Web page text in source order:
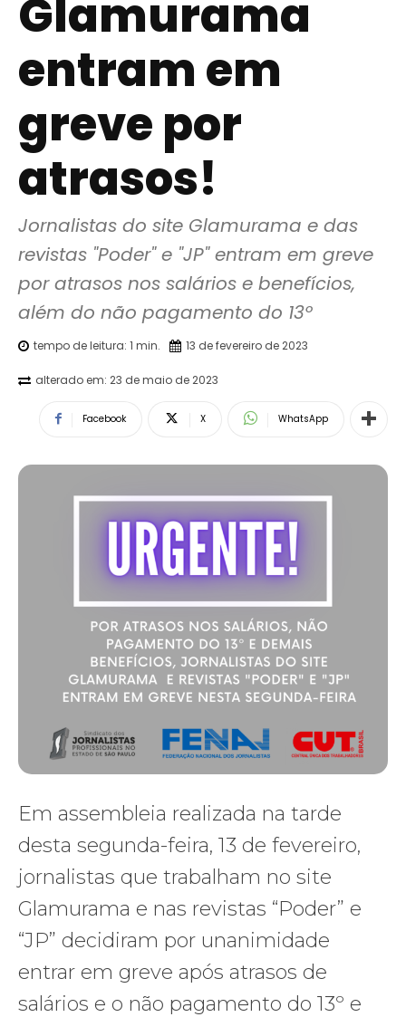
Glamurama
entram em
greve por
atrasos!
Jornalistas do site Glamurama e das
revistas "Poder" e "JP" entram em greve
por atrasos nos salários e benefícios,
além do não pagamento do 13º
tempo de leitura: 1 min. 13 de fevereiro de 2023
alterado em: 23 de maio de 2023
Facebook X WhatsApp
Em assembleia realizada na tarde
desta segunda-feira, 13 de fevereiro,
jornalistas que trabalham no site
Glamurama e nas revistas “Poder” e
“JP” decidiram por unanimidade
entrar em greve após atrasos de
salários e o não pagamento do 13º e